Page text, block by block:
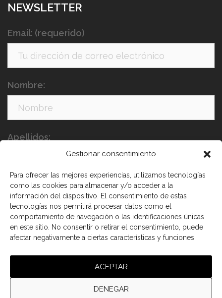
Gestionar consentimiento
Para ofrecer las mejores experiencias, utilizamos tecnologías
como las cookies para almacenar y/o acceder a la
información del dispositivo. El consentimiento de estas
tecnologías nos permitirá procesar datos como el
comportamiento de navegación o las identificaciones únicas
en este sitio. No consentir o retirar el consentimiento, puede
afectar negativamente a ciertas características y funciones.
ACEPTAR
DENEGAR
NEWSLETTER
Email: (requerido)
Nombre:
Apellidos:
He leído y acepto los términos y condiciones